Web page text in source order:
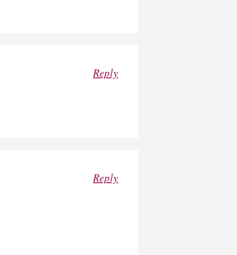
Reply
Reply